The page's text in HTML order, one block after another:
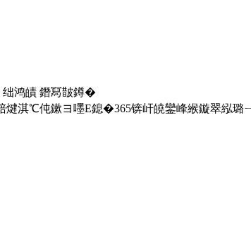
鸿皟 鐕冩皵鐏�
煡淇℃伅鏉ヨ嚜E鎴�365锛屽皢鑾峰緱鏇翠紭璐